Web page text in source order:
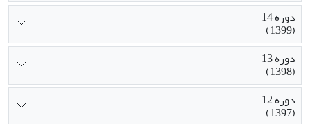
دوره 14
(1399)
دوره 13
(1398)
دوره 12
(1397)